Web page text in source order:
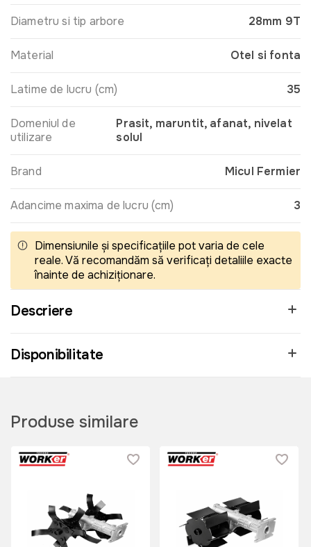
Diametru si tip arbore 28mm 9T
Material Otel si fonta
Latime de lucru (cm) 35
Domeniul de
utilizare
Prasit, maruntit, afanat, nivelat
solul
Brand Micul Fermier
Adancime maxima de lucru (cm) 3
Dimensiunile și specificațiile pot varia de cele
reale. Vă recomandăm să verificați detaliile exacte
înainte de achiziționare.
Descriere
Disponibilitate
Produse similare